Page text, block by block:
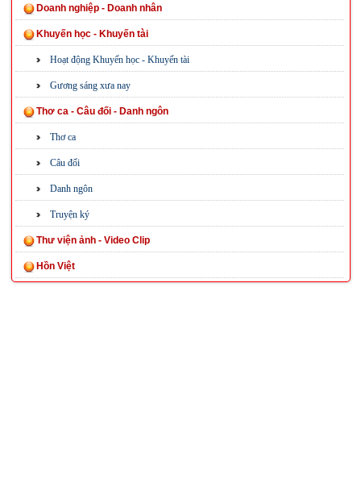
Doanh nghiệp - Doanh nhân
Khuyến học - Khuyến tài
Hoạt động Khuyến học - Khuyến tài
Gương sáng xưa nay
Thơ ca - Câu đối - Danh ngôn
Thơ ca
Câu đối
Danh ngôn
Truyện ký
Thư viện ảnh - Video Clip
Hồn Việt